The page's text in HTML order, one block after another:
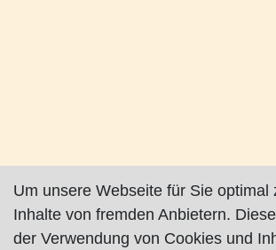
Um unsere Webseite für Sie
Inhalte von fremden Anbietern.
der Verwendung von Cookies und